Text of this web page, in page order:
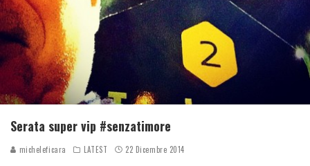
Serata super vip #senzatimore
micheleficara LATEST 22 Dicembre 2014